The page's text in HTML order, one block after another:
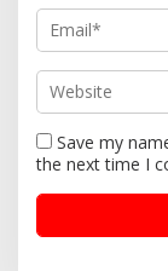
Save my
the next time I